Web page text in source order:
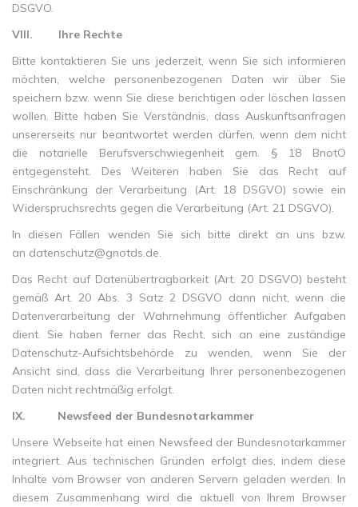
DSGVO.
VIII. Ihre Rechte
Bitte kontaktieren Sie uns jederzeit, wenn Sie sich informieren
möchten, welche personenbezogenen Daten wir über Sie
speichern bzw. wenn Sie diese berichtigen oder löschen lassen
wollen. Bitte haben Sie Verständnis, dass Auskunftsanfragen
unsererseits nur beantwortet werden dürfen, wenn dem nicht
die notarielle Berufsverschwiegenheit gem. § 18 BnotO
entgegensteht. Des Weiteren haben Sie das Recht auf
Einschränkung der Verarbeitung (Art. 18 DSGVO) sowie ein
Widerspruchsrechts gegen die Verarbeitung (Art. 21 DSGVO).
In diesen Fällen wenden Sie sich bitte direkt an uns bzw.
an datenschutz@gnotds.de.
Das Recht auf Datenübertragbarkeit (Art. 20 DSGVO) besteht
gemäß Art. 20 Abs. 3 Satz 2 DSGVO dann nicht, wenn die
Datenverarbeitung der Wahrnehmung öffentlicher Aufgaben
dient. Sie haben ferner das Recht, sich an eine zuständige
Datenschutz-Aufsichtsbehörde zu wenden, wenn Sie der
Ansicht sind, dass die Verarbeitung Ihrer personenbezogenen
Daten nicht rechtmäßig erfolgt.
IX. Newsfeed der Bundesnotarkammer
Unsere Webseite hat einen Newsfeed der Bundesnotarkammer
integriert. Aus technischen Gründen erfolgt dies, indem diese
Inhalte vom Browser von anderen Servern geladen werden. In
diesem Zusammenhang wird die aktuell von Ihrem Browser